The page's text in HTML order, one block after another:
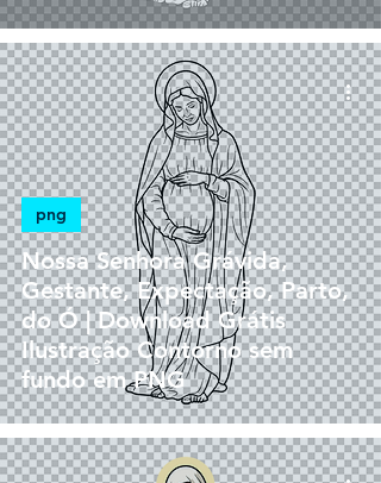
Nossa Senhora Grávida,
Gestante, Expectação, Parto,
do Ó | Download Grátis
Ilustração Contorno sem
fundo em PNG
png